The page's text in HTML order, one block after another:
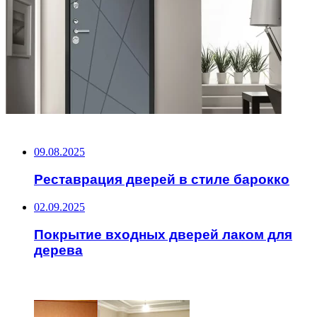
09.08.2025
Реставрация дверей в стиле барокко
02.09.2025
Покрытие входных дверей лаком для
дерева